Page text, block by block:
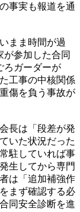
事実も報道を通
まま時間が過
が参加した合同
ろガーダーが
工事の中核関係
傷を負う事故が
長は「段差が発
いた状況だった
駐していれば事
生してから専門
は「追加補強作
まず確認する必
同安全診断を進